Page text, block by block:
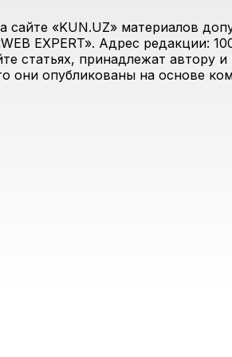
«KUN.UZ» материалов
EXPERT». Адрес редакции:
статьях, принадлежат автору и
они опубликованы на основе